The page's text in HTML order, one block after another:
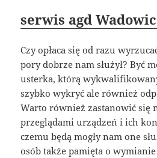
serwis agd
Czy opłaca się od razu
pory dobrze nam służył? Być
usterka, którą
szybko wykryć ale również
Warto również zastanowić się
przeglądami urządzeń i ich
czemu będą mogły nam one
osób także pamięta o wymianie